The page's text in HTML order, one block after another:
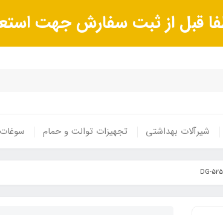
قبل از ثبت سفارش جهت
شیرآلات بهداشتی تجهیزات توالت و حمام